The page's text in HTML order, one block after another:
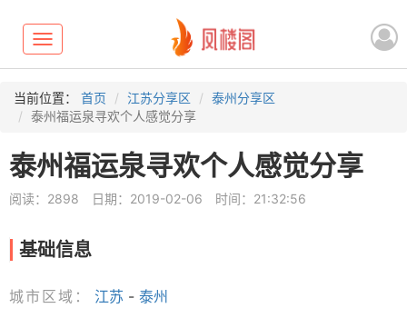
Toggle
navigation
当前位置： 首页 江苏分享区
泰州分享区
泰州福运泉寻欢个人感觉分享
泰州福运泉寻欢个人感觉分享
阅读：2898 日期：2019-02-06 时间：21:32:56
基础信息
城市区域： 江苏 - 泰州